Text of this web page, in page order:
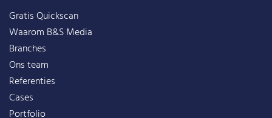
Gratis Quickscan
Waarom B&S Media
Branches
Ons team
Referenties
Cases
Portfolio